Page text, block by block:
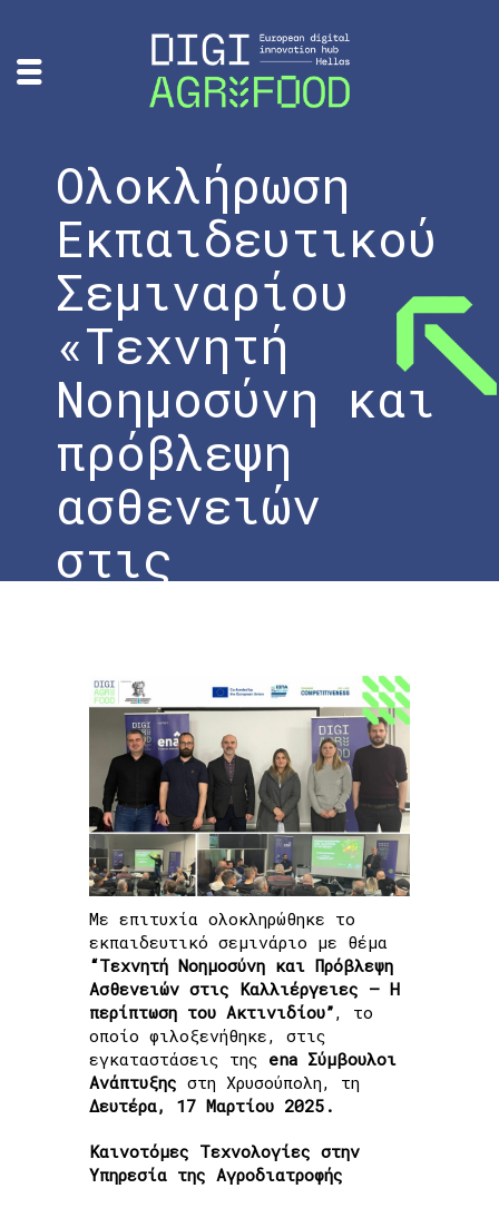
Ολοκλήρωση
Εκπαιδευτικού
Σεμιναρίου
«Τεχνητή
Νοημοσύνη και
πρόβλεψη
ασθενειών
στις
– Η
περίπτωση
του
Ακτινιδίου»
Home»Ολοκλήρωση Εκπαιδευτικού
Σεμιναρίου «Τεχνητή Νοημοσύνη και
πρόβλεψη ασθενειών στις Καλλιέργειες –
Η περίπτωση του Ακτινιδίου»
Με επιτυχία ολοκληρώθηκε το
εκπαιδευτικό σεμινάριο με θέμα
“Τεχνητή Νοημοσύνη και Πρόβλεψη
Ασθενειών στις Καλλιέργειες – Η
περίπτωση του Ακτινιδίου”, το
οποίο φιλοξενήθηκε, στις
εγκαταστάσεις της ena Σύμβουλοι
Ανάπτυξης στη Χρυσούπολη, τη
Δευτέρα, 17 Μαρτίου 2025.
Καινοτόμες Τεχνολογίες στην
Υπηρεσία της Αγροδιατροφής